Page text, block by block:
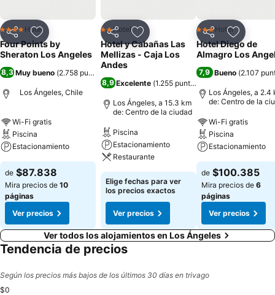
CompartirAgregar a favoritos
4 EstrellasHotel
Four Points by
Sheraton Los Angeles
8,3 Muy bueno (2.758 puntuaciones
Los Ángeles, Chile
Wi-Fi gratis
Piscina
Estacionamiento
de $87.838
Mira precios de 10
páginas
Ver precios
CompartirAgregar a favoritos
2 Estrellas
Hotel
Hotel y Cabañas Las
Mellizas - Caja Los
Andes
8,9 Excelente (1.255 puntuaciones
Los Ángeles, a 15.3 km
de: Centro de la ciudad
Piscina
Estacionamiento
Restaurante
Elige fechas para ver
los precios exactos
Ver precios
CompartirAgregar
3 Estrellas
Hotel
Hotel Diego de
Almagro Los
7,9 Bueno (2.107
Los Ángeles, a 2.4
de: Centro de la
Wi-Fi gratis
Piscina
Estacionamiento
de $100.385
Mira precios de 6
páginas
Ver precios
Ver todos los alojamientos en Los Ángeles
Tendencia de precios
Según los precios más bajos de los últimos 30 días en trivago
$0